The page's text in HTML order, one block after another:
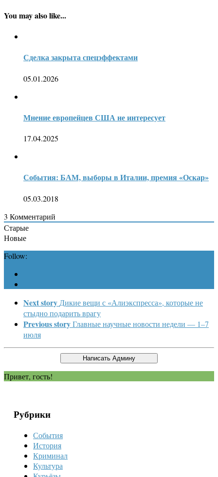
You may also like...
Сделка закрыта спецэффектами
05.01.2026
Мнение европейцев США не интересует
17.04.2025
События: БАМ, выборы в Италии, премия «Оскар»
05.03.2018
3 Комментарий
Старые
Новые
Follow:
Next story Дикие вещи с «Алиэкспресса», которые не
стыдно подарить врагу
Previous storyГлавные научные новости недели — 1–7
июля
Привет, гость!
Рубрики
События
История
Криминал
Культура